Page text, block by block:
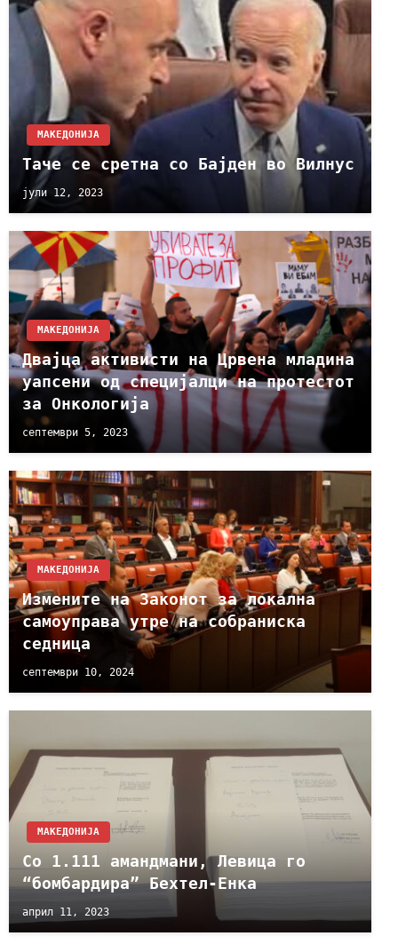
МАКЕДОНИЈА
Таче се сретна со Бајден во Вилнус
јули 12, 2023
МАКЕДОНИЈА
Двајца активисти на Црвена младина
уапсени од специјалци на протестот
за Онкологија
септември 5, 2023
МАКЕДОНИЈА
Измените на Законот за локална
самоуправа утре на собраниска
седница
септември 10, 2024
МАКЕДОНИЈА
Со 1.111 амандмани, Левица го
“бомбардира” Бехтел-Енка
април 11, 2023